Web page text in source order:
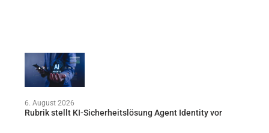
6. August 2026
Rubrik stellt KI-Sicherheitslösung Agent Identity vor